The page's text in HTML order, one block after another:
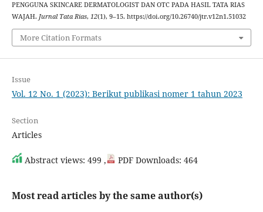
PENGGUNA SKINCARE DERMATOLOGIST DAN OTC PADA HASIL TATA RIAS
WAJAH. Jurnal Tata Rias, 12(1), 9–15. https://doi.org/10.26740/jtr.v12n1.51032
More Citation Formats
Issue
Vol. 12 No. 1 (2023): Berikut publikasi nomer 1 tahun 2023
Section
Articles
Abstract views: 499 , PDF Downloads: 464
Most read articles by the same author(s)